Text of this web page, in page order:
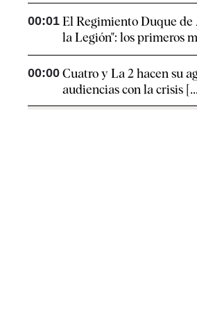
00:01 El Regimiento Duque de
la Legión": los primeros
00:00 Cuatro y La 2 hacen su
audiencias con la crisis